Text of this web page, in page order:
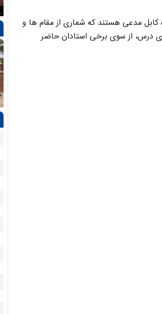
کابل مدعی هستند که شماری از مقام ها و
درس، از سوی برخی استادان حاضر